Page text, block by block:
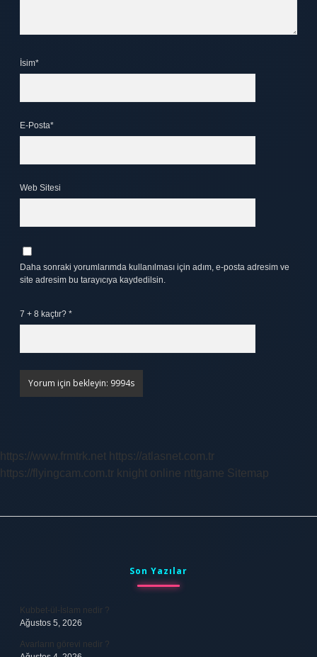
İsim*
E-Posta*
Web Sitesi
Daha sonraki yorumlarımda kullanılması için adım, e-posta adresim ve
site adresim bu tarayıcıya kaydedilsin.
7 + 8 kaçtır? *
https://www.frmtrk.net https://atlasnet.com.tr
https://flyingcam.com.tr knight online nttgame Sitemap
Son Yazılar
Kubbet-ül-İslam nedir ?
Ağustos 5, 2026
Avarların görevi nedir ?